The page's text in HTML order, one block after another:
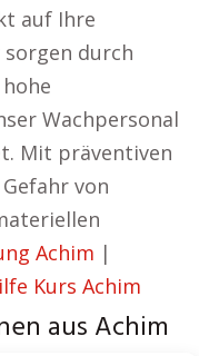
auf Ihre
durch
Wachpersonal
Mit präventiven
von
Achim |
Kurs Achim
aus Achim